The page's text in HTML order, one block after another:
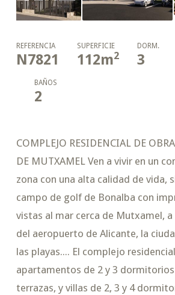
REFERENCIA
N7821
SUPERFICIE
112m2
DORM.
3
BAÑOS
2
COMPLEJO RESIDENCIAL DE
DE MUTXAMEL Ven a vivir en un
zona con una alta calidad de vida,
campo de golf de Bonalba con
vistas al mar cerca de Mutxamel,
del aeropuerto de Alicante, la
las playas.... El complejo
apartamentos de 2 y 3
terrazas, y villas de 2, 3 y 4